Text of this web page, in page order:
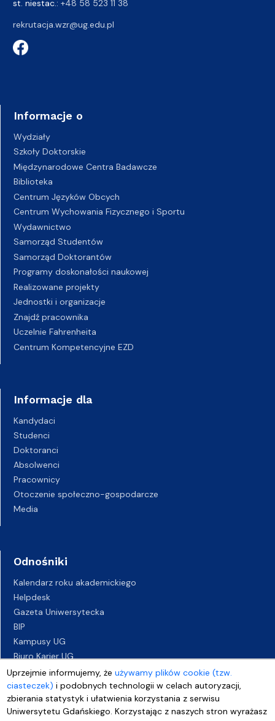
Uprzejmie informujemy, żeużywamy plików cookie (tzw.
ciasteczek) i podobnych technologii w celach autoryzacji,
zbierania statystyk i ułatwienia korzystania z serwisu
Uniwersytetu Gdańskiego. Korzystając z naszych stron wyrażasz
st. niestac.: +48 58 523 11 38
rekrutacja.wzr@ug.edu.pl
Informacje o
Wydziały
Szkoły Doktorskie
Międzynarodowe Centra Badawcze
Biblioteka
Centrum Języków Obcych
Centrum Wychowania Fizycznego i Sportu
Wydawnictwo
Samorząd Studentów
Samorząd Doktorantów
Programy doskonałości naukowej
Realizowane projekty
Jednostki i organizacje
Znajdź pracownika
Uczelnie Fahrenheita
Centrum Kompetencyjne EZD
Informacje dla
Kandydaci
Studenci
Doktoranci
Absolwenci
Pracownicy
Otoczenie społeczno-gospodarcze
Media
Odnośniki
Kalendarz roku akademickiego
Helpdesk
Gazeta Uniwersytecka
BIP
Kampusy UG
Biuro Karier UG
Oferty pracy
Deklaracja dostępności